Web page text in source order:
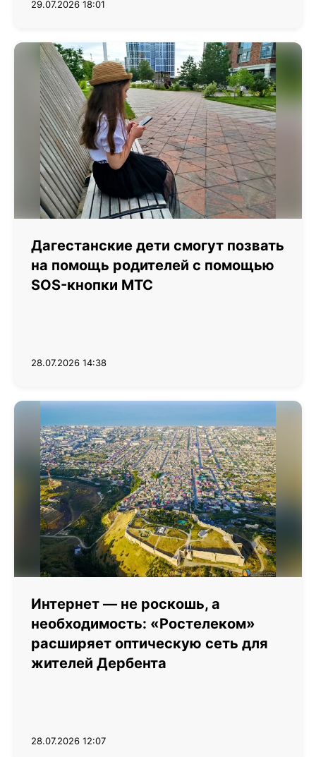
29.07.2026 18:01
Дагестанские дети смогут позвать
на помощь родителей с помощью
SOS-кнопки МТС
28.07.2026 14:38
Интернет — не роскошь, а
необходимость: «Ростелеком»
расширяет оптическую сеть для
жителей Дербента
28.07.2026 12:07